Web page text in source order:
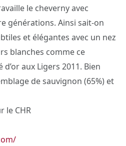
le cheverny avec
générations. Ainsi sait-on
et élégantes avec un nez
blanches comme ce
aux Ligers 2011. Bien
de sauvignon (65%) et
le CHR